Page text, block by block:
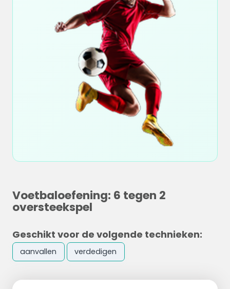
Voetbaloefening: 6 tegen 2
oversteekspel
Geschikt voor de volgende technieken:
aanvallen verdedigen